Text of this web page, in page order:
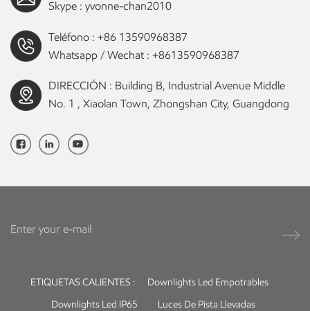
Skype : yvonne-chan2010
Teléfono : +86 13590968387
Whatsapp / Wechat : +8613590968387
DIRECCIÓN : Building B, Industrial Avenue Middle
No. 1 , Xiaolan Town, Zhongshan City, Guangdong
ETIQUETAS CALIENTES :
Downlights Led Empotrables
Downlights Led IP65
Luces De Pista Llevadas